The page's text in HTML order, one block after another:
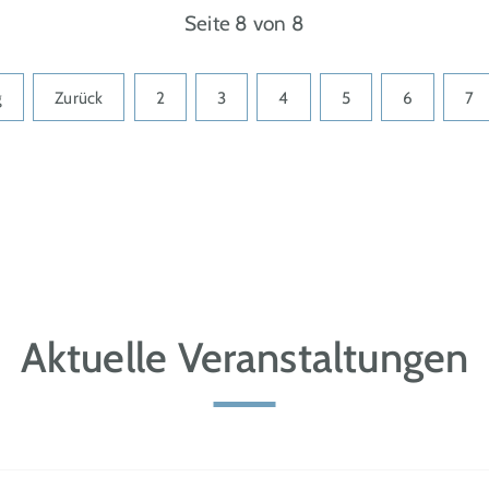
Seite 8 von 8
Zurück 2 3 4 5 6 7
Aktuelle Veranstaltungen